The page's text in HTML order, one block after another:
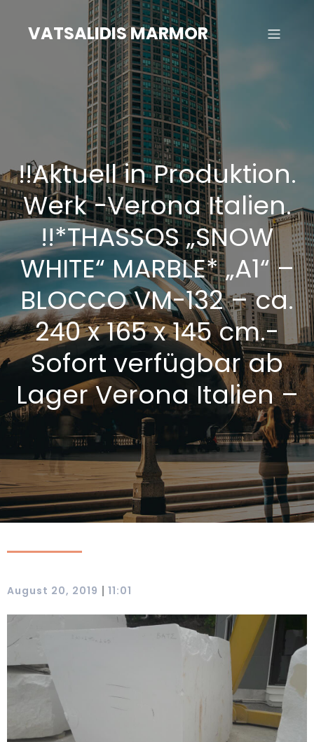
springenVATSALIDIS MARMOR
!!Aktuell in Produktion.
Werk -Verona Italien.
!!*THASSOS „SNOW
WHITE“ MARBLE* „A1“ –
BLOCCO VM-132 – ca.
240 x 165 x 145 cm.-
Sofort verfügbar ab
Lager Verona Italien –
August 20, 2019 | 11:01